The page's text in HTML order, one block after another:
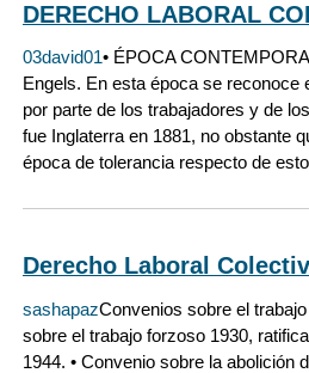
DERECHO LABORAL
03david01• ÉPOCA
Engels. En esta época se reconoce
por parte de los trabajadores y de
fue Inglaterra en 1881, no obstante
época de tolerancia respecto de
Derecho Laboral
sashapazConvenios sobre el
sobre el trabajo forzoso 1930,
1944. • Convenio sobre la abolición